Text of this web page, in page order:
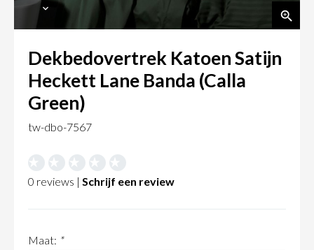
Dekbedovertrek Katoen Satijn
Heckett Lane Banda (Calla
Green)
tw-dbo-7567
0 reviews | Schrijf een review
Maat: *